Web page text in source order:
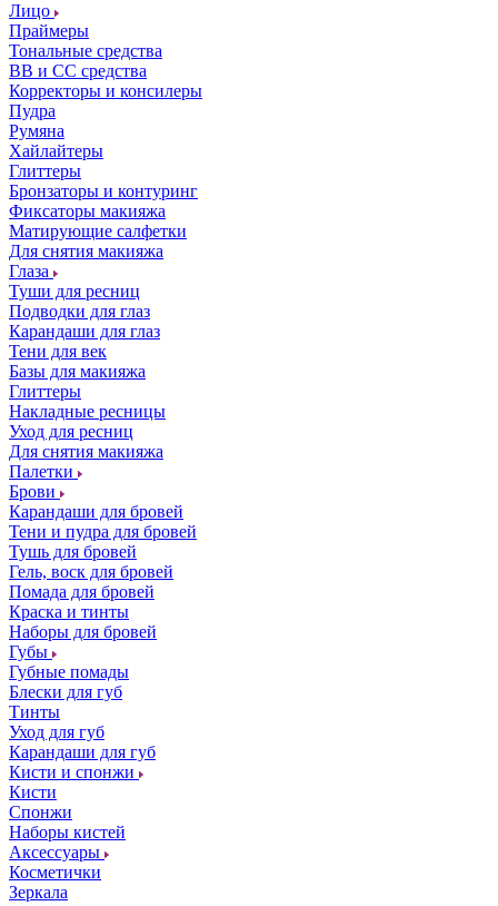
Лицо
Праймеры
Тональные средства
ВВ и СС средства
Корректоры и консилеры
Пудра
Румяна
Хайлайтеры
Глиттеры
Бронзаторы и контуринг
Фиксаторы макияжа
Матирующие салфетки
Для снятия макияжа
Глаза
Туши для ресниц
Подводки для глаз
Карандаши для глаз
Тени для век
Базы для макияжа
Глиттеры
Накладные ресницы
Уход для ресниц
Для снятия макияжа
Палетки
Брови
Карандаши для бровей
Тени и пудра для бровей
Тушь для бровей
Гель, воск для бровей
Помада для бровей
Краска и тинты
Наборы для бровей
Губы
Губные помады
Блески для губ
Тинты
Уход для губ
Карандаши для губ
Кисти и спонжи
Кисти
Спонжи
Наборы кистей
Аксессуары
Косметички
Зеркала